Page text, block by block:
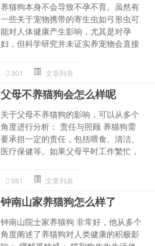
养猫狗本身不会导致不孕不育。虽然有
一些关于宠物携带的寄生虫如弓形虫可
能对人体健康产生影响，尤其是对孕
妇，但科学研究并未证实养宠物会直接
301 文章列表
父母不养猫狗会怎么样呢
关于父母不养猫狗的影响，可以从多个
角度进行分析： 责任与照顾 养猫狗需
要承担一定的责任，包括喂食、清洁、
医疗保健等。如果父母平时工作繁忙，
981 文章列表
钟南山家养猫狗怎么样了
钟南山院士家养猫狗 非常好，他从多个
角度阐述了养猫狗对人类健康的积极影